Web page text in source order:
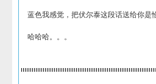
蓝色我感觉，把伏尔泰这段话送给你是
哈哈哈。。。